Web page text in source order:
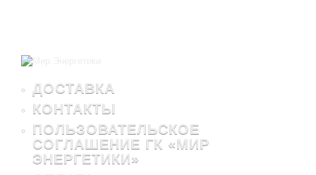
ДОСТАВКА
КОНТАКТЫ
ПОЛЬЗОВАТЕЛЬСКОЕ
СОГЛАШЕНИЕ ГК «МИР
ЭНЕРГЕТИКИ»